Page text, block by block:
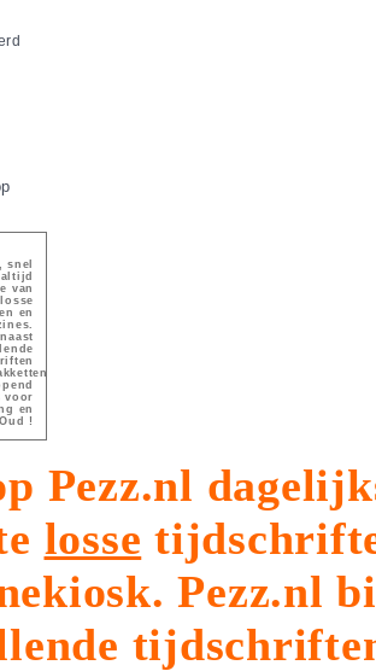
snel
van
en
voor
en
Oud !
Pezz.nl
losse
Pezz.nl